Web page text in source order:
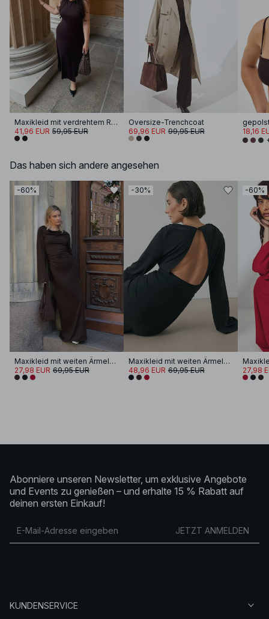
Maxikleid mit verdrehtem Rücken
41,96 EUR 59,95 EUR
Oversize-Trenchcoat
69,96 EUR 99,95 EUR
18,16
Das haben sich andere angesehen
-60%
Maxikleid mit weiten Ärmeln und offenem Rücken
27,98 EUR 69,95 EUR
-30%
Maxikleid mit weiten Ärmeln und offenem Rücken
48,96 EUR 69,95 EUR
-60%
27,98
Abonniere unseren Newsletter, um exklusive Angebote
und Events zu genießen – und erhalte 15 % Rabatt auf
deinen ersten Einkauf!
JETZT ANMELDEN
KUNDENSERVICE